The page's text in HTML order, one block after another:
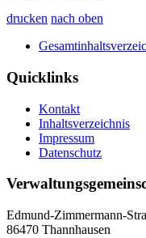
drucken nach oben
Quicklinks
Kontakt
Inhaltsverzeichnis
Impressum
Datenschutz
Edmund-Zimmermann-
86470 Thannhausen